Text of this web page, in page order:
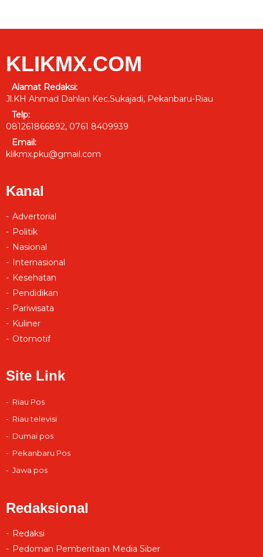
KLIKMX.COM
Alamat Redaksi:
Jl.KH Ahmad Dahlan Kec.Sukajadi, Pekanbaru-Riau
Telp:
081261866892, 0761 8409939
Email:
klikmx.pku@gmail.com
Kanal
Advertorial
Politik
Nasional
Internasional
Kesehatan
Pendidikan
Pariwisata
Kuliner
Otomotif
Site Link
Riau Pos
Riau televisi
Dumai pos
Pekanbaru Pos
Jawa pos
Redaksional
Redaksi
Pedoman Pemberitaan Media Siber